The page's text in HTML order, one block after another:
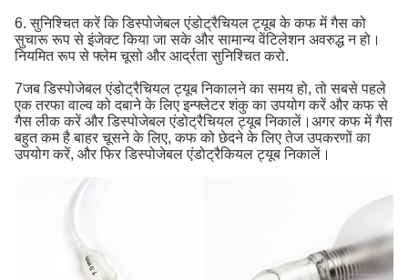
6. सुनिश्चित करें कि डिस्पोजेबल एंडोट्रैचियल ट्यूब के कफ में गैस को
सुचारू रूप से इंजेक्ट किया जा सके और सामान्य वेंटिलेशन अवरुद्ध न हो।
नियमित रूप से फ्लेम चूसो और आर्द्रता सुनिश्चित करो.
7जब डिस्पोजेबल एंडोट्रैचियल ट्यूब निकालने का समय हो, तो सबसे पहले
एक तरफा वाल्व को दबाने के लिए इन्फ्लेटर शंकु का उपयोग करें और कफ से
गैस लीक करें और डिस्पोजेबल एंडोट्रैचियल ट्यूब निकालें।अगर कफ में गैस
बहुत कम है बाहर चूसने के लिए, कफ को छेदने के लिए तेज उपकरणों का
उपयोग करें, और फिर डिस्पोजेबल एंडोट्रैकियल ट्यूब निकालें।